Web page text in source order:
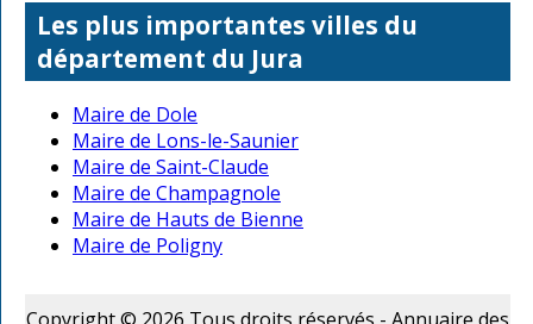
Les plus importantes villes du
département du Jura
Maire de Dole
Maire de Lons-le-Saunier
Maire de Saint-Claude
Maire de Champagnole
Maire de Hauts de Bienne
Maire de Poligny